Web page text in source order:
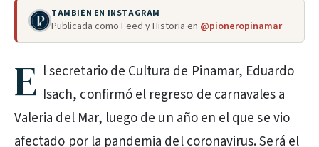
TAMBIÉN EN INSTAGRAM
Publicada como Feed y Historia en @pioneropinamar
E l secretario de Cultura de Pinamar, Eduardo
Isach, confirmó el regreso de carnavales a
Valeria del Mar, luego de un año en el que se vio
afectado por la pandemia del coronavirus. Será el